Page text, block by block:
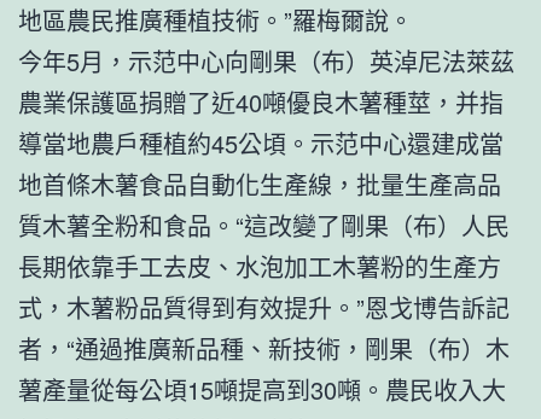
地區農民推廣種植技術。”羅梅爾說。
今年5月，示范中心向剛果（布）英淖尼法萊茲
農業保護區捐贈了近40噸優良木薯種莖，并指
導當地農戶種植約45公頃。示范中心還建成當
地首條木薯食品自動化生產線，批量生產高品
質木薯全粉和食品。“這改變了剛果（布）人民
長期依靠手工去皮、水泡加工木薯粉的生產方
式，木薯粉品質得到有效提升。”恩戈博告訴記
者，“通過推廣新品種、新技術，剛果（布）木
薯產量從每公頃15噸提高到30噸。農民收入大